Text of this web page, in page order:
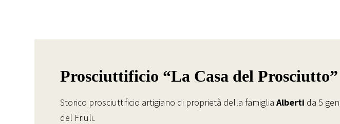
Prosciuttificio “La Casa del
Storico prosciuttificio artigiano di proprietà della famigliaAlberti da 5
del Friuli.